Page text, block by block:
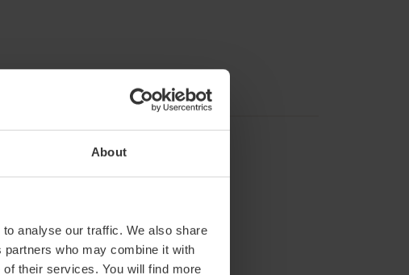
About
analyse our traffic. We also share
who may combine it with
their services. You will find more